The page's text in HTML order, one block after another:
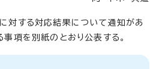
対する対応結果について通知があ
項を別紙のとおり公表する。